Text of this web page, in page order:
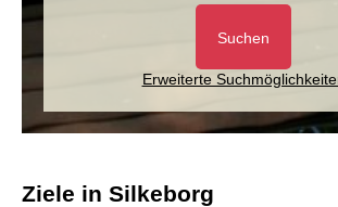
Suchen
Erweiterte
Ziele in Silkeborg